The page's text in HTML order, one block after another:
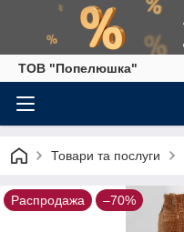
ТОВ "Попелюшка"
Товари та послуги
Распродажа –70%